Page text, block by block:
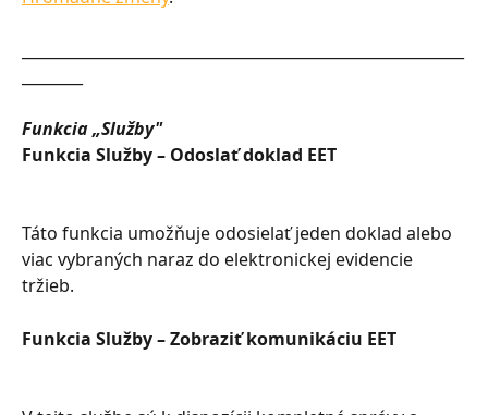
Funkcia „Služby"
Funkcia Služby – Odoslať doklad EET
Táto funkcia umožňuje odosielať jeden doklad alebo
viac vybraných naraz do elektronickej evidencie
tržieb.
Funkcia Služby – Zobraziť komunikáciu EET